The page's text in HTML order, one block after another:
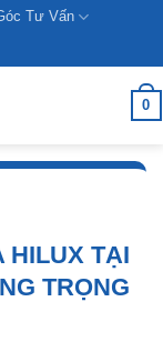
Tư Vấn
0
HILUX TẠI
TRỌNG